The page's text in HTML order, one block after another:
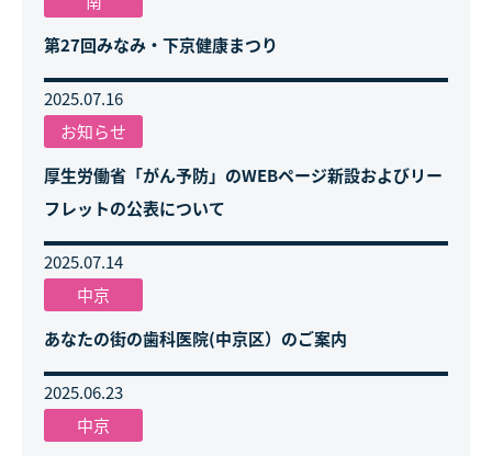
第27回みなみ・下京健康まつり
2025.07.16
お知らせ
厚生労働省「がん予防」のWEBページ新設およびリー
フレットの公表について
2025.07.14
中京
あなたの街の歯科医院(中京区）のご案内
2025.06.23
中京